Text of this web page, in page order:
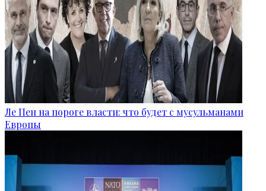
Ле Пен на пороге власти: что будет с мусульманами
Европы